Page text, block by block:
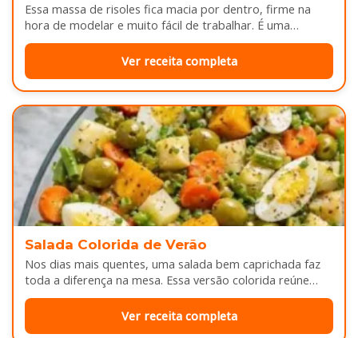
Essa massa de risoles fica macia por dentro, firme na
hora de modelar e muito fácil de trabalhar. É uma…
Ver receita completa
Salada Colorida de Verão
Nos dias mais quentes, uma salada bem caprichada faz
toda a diferença na mesa. Essa versão colorida reúne
legumes cozidos…
Ver receita completa